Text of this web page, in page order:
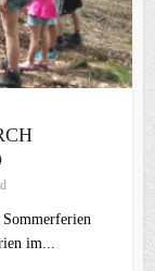
im...